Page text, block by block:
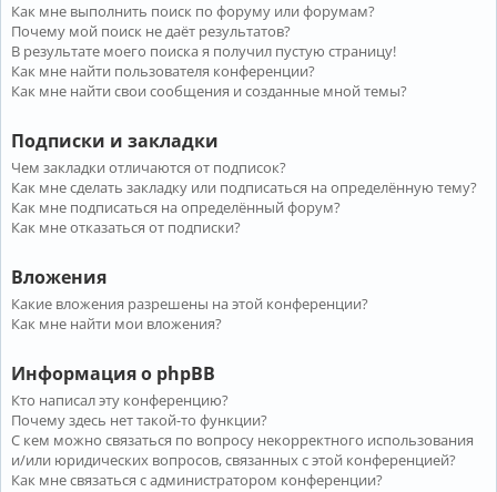
Как мне выполнить поиск по форуму или форумам?
Почему мой поиск не даёт результатов?
В результате моего поиска я получил пустую страницу!
Как мне найти пользователя конференции?
Как мне найти свои сообщения и созданные мной темы?
Подписки и закладки
Чем закладки отличаются от подписок?
Как мне сделать закладку или подписаться на определённую тему?
Как мне подписаться на определённый форум?
Как мне отказаться от подписки?
Вложения
Какие вложения разрешены на этой конференции?
Как мне найти мои вложения?
Информация о phpBB
Кто написал эту конференцию?
Почему здесь нет такой-то функции?
С кем можно связаться по вопросу некорректного использования
и/или юридических вопросов, связанных с этой конференцией?
Как мне связаться с администратором конференции?